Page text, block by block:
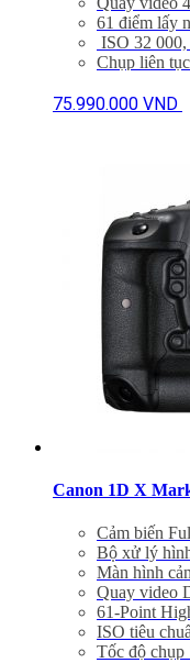
61 điểm lấy
ISO 32
Chụp liên
File Raw
Thân máy
Đã bao
Quà tặng:
75.990.000 VND
Canon 1D X
Cảm biến
Bộ xử lý
Màn hình
Quay video
61-Point
ISO tiêu
Tốc độ